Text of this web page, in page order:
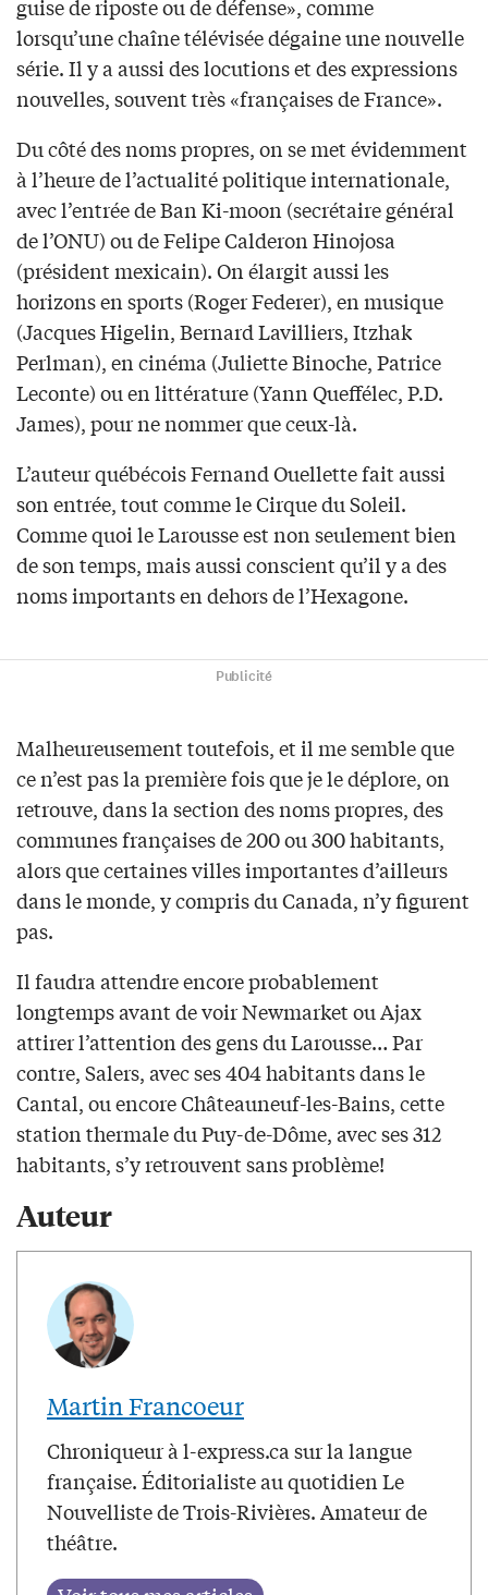
guise de riposte ou de défense», comme
lorsqu’une chaîne télévisée dégaine une nouvelle
série. Il y a aussi des locutions et des expressions
nouvelles, souvent très «françaises de France».
Du côté des noms propres, on se met évidemment
à l’heure de l’actualité politique internationale,
avec l’entrée de Ban Ki-moon (secrétaire général
de l’ONU) ou de Felipe Calderon Hinojosa
(président mexicain). On élargit aussi les
horizons en sports (Roger Federer), en musique
(Jacques Higelin, Bernard Lavilliers, Itzhak
Perlman), en cinéma (Juliette Binoche, Patrice
Leconte) ou en littérature (Yann Queffélec, P.D.
James), pour ne nommer que ceux-là.
L’auteur québécois Fernand Ouellette fait aussi
son entrée, tout comme le Cirque du Soleil.
Comme quoi le Larousse est non seulement bien
de son temps, mais aussi conscient qu’il y a des
noms importants en dehors de l’Hexagone.
Publicité
Malheureusement toutefois, et il me semble que
ce n’est pas la première fois que je le déplore, on
retrouve, dans la section des noms propres, des
communes françaises de 200 ou 300 habitants,
alors que certaines villes importantes d’ailleurs
dans le monde, y compris du Canada, n’y figurent
pas.
Il faudra attendre encore probablement
longtemps avant de voir Newmarket ou Ajax
attirer l’attention des gens du Larousse… Par
contre, Salers, avec ses 404 habitants dans le
Cantal, ou encore Châteauneuf-les-Bains, cette
station thermale du Puy-de-Dôme, avec ses 312
habitants, s’y retrouvent sans problème!
Auteur
Martin Francoeur
Chroniqueur à l-express.ca sur la langue
française. Éditorialiste au quotidien Le
Nouvelliste de Trois-Rivières. Amateur de
théâtre.